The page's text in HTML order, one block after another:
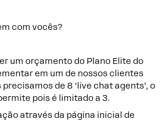
com vocês?
um orçamento do Plano Elite do
em um de nossos clientes
de 8 ‘live chat agents’, o
pois é limitado a 3.
através da página inicial de